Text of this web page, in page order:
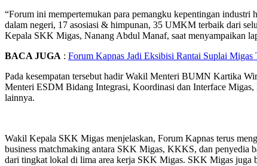
“Forum ini mempertemukan para pemangku kepentingan
dalam negeri, 17 asosiasi & himpunan, 35 UMKM terbaik dari
Kepala SKK Migas, Nanang Abdul Manaf, saat menyampaikan
BACA JUGA : Forum Kapnas Jadi Eksibisi Rantai Suplai Migas
Pada kesempatan tersebut hadir Wakil Menteri BUMN Kartika
Menteri ESDM Bidang Integrasi, Koordinasi dan Interface
lainnya.
Wakil Kepala SKK Migas menjelaskan, Forum Kapnas terus
business matchmaking antara SKK Migas, KKKS, dan penyedia
dari tingkat lokal di lima area kerja SKK Migas. SKK Migas juga